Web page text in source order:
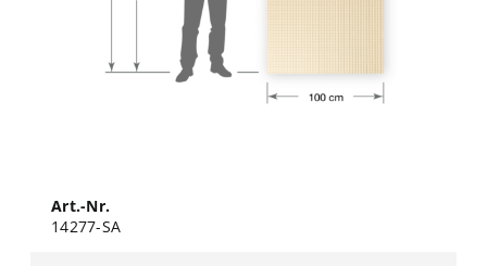
Art.-Nr.
14277-SA